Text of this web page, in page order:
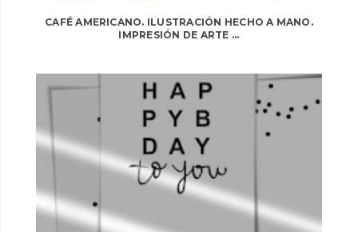
CAFÉ AMERICANO. ILUSTRACIÓN HECHO A MANO.
IMPRESIÓN DE ARTE ...